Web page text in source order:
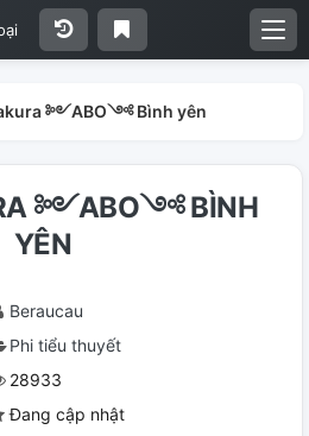
༻ABO༺ Bình yên
༻ABO༺ BÌNH
YÊN
Beraucau
Phi tiểu thuyết
28933
Đang cập nhật